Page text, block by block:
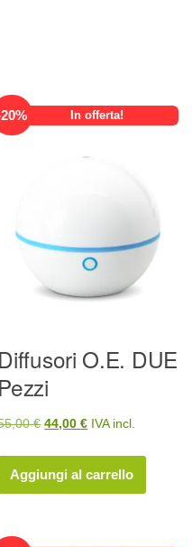
20% In offerta!
Diffusori O.E. DUE
Pezzi
€ Il
originale
era:
44,00€Il
attuale
è:
IVA incl.
Aggiungi al carrello